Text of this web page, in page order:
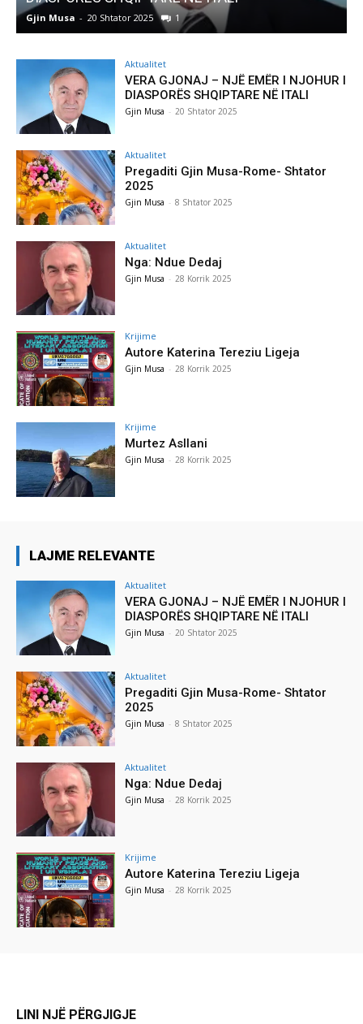
Gjin Musa - 20 Shtator 2025 1
Aktualitet
VERA GJONAJ – NJË EMËR I NJOHUR I
DIASPORËS SHQIPTARE NË ITALI
Gjin Musa - 20 Shtator 2025
Aktualitet
Pregaditi Gjin Musa-Rome- Shtator
2025
Gjin Musa - 8 Shtator 2025
Aktualitet
Nga: Ndue Dedaj
Gjin Musa - 28 Korrik 2025
Krijime
Autore Katerina Tereziu Ligeja
Gjin Musa - 28 Korrik 2025
Krijime
Murtez Asllani
Gjin Musa - 28 Korrik 2025
LAJME RELEVANTE
Aktualitet
VERA GJONAJ – NJË EMËR I NJOHUR I
DIASPORËS SHQIPTARE NË ITALI
Gjin Musa - 20 Shtator 2025
Aktualitet
Pregaditi Gjin Musa-Rome- Shtator
2025
Gjin Musa - 8 Shtator 2025
Aktualitet
Nga: Ndue Dedaj
Gjin Musa - 28 Korrik 2025
Krijime
Autore Katerina Tereziu Ligeja
Gjin Musa - 28 Korrik 2025
LINI NJË PËRGJIGJE